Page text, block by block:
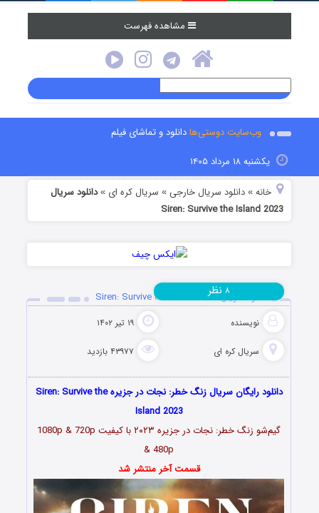
مشاهده فهرست
وب‌سایت دوستی‌هادانلود و تماشای فیلم
یکشنبه ۱۸ مرداد ۱۴۰۵
خانه »دانلود سریال خارجی » سریال کره ای »دانلود سریال
Siren: Survive the Island 2023
دانلود سریال Siren: Survive the Island 2023
نویسنده ۱۹ تیر ۱۴۰۲
سریال کره ای ۴۳۹۷۷ بازدید
۸ نظر
دانلود رایگان سریال زنگ خطر: نجات در جزیره Siren: Survive the
Island 2023
گیم‌شو زنگ خطر: نجات در جزیره ۲۰۲۳ با کیفیت 1080p & 720p
& 480p
قسمت آخر منتشر شد